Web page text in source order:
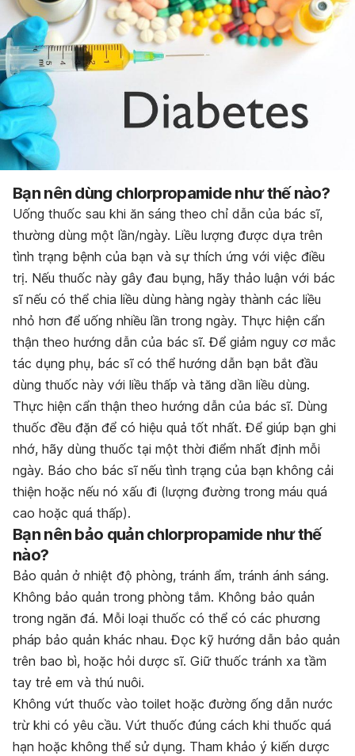
Bạn nên dùng chlorpropamide như thế nào?
Uống thuốc sau khi ăn sáng theo chỉ dẫn của bác sĩ,
thường dùng một lần/ngày. Liều lượng được dựa trên
tình trạng bệnh của bạn và sự thích ứng với việc điều
trị. Nếu thuốc này gây đau bụng, hãy thảo luận với bác
sĩ nếu có thể chia liều dùng hàng ngày thành các liều
nhỏ hơn để uống nhiều lần trong ngày. Thực hiện cẩn
thận theo hướng dẫn của bác sĩ. Để giảm nguy cơ mắc
tác dụng phụ, bác sĩ có thể hướng dẫn bạn bắt đầu
dùng thuốc này với liều thấp và tăng dần liều dùng.
Thực hiện cẩn thận theo hướng dẫn của bác sĩ. Dùng
thuốc đều đặn để có hiệu quả tốt nhất. Để giúp bạn ghi
nhớ, hãy dùng thuốc tại một thời điểm nhất định mỗi
ngày. Báo cho bác sĩ nếu tình trạng của bạn không cải
thiện hoặc nếu nó xấu đi (lượng đường trong máu quá
cao hoặc quá thấp).
Bạn nên bảo quản chlorpropamide như thế
nào?
Bảo quản ở nhiệt độ phòng, tránh ẩm, tránh ánh sáng.
Không bảo quản trong phòng tắm. Không bảo quản
trong ngăn đá. Mỗi loại thuốc có thể có các phương
pháp bảo quản khác nhau. Đọc kỹ hướng dẫn bảo quản
trên bao bì, hoặc hỏi dược sĩ. Giữ thuốc tránh xa tầm
tay trẻ em và thú nuôi.
Không vứt thuốc vào toilet hoặc đường ống dẫn nước
trừ khi có yêu cầu. Vứt thuốc đúng cách khi thuốc quá
hạn hoặc không thể sử dụng. Tham khảo ý kiến dược